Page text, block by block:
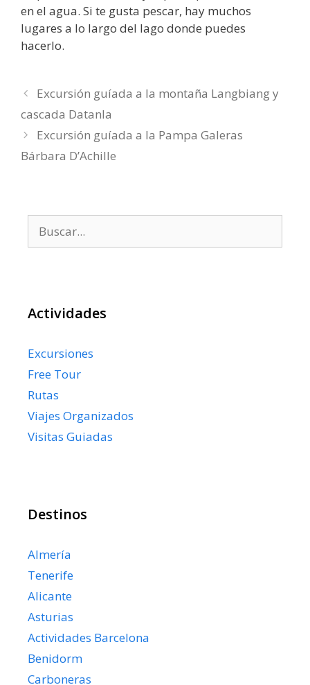
en el agua. Si te gusta pescar, hay muchos
lugares a lo largo del lago donde puedes
hacerlo.
Excursión guíada a la montaña Langbiang y
cascada Datanla
Excursión guíada a la Pampa Galeras
Bárbara D’Achille
Actividades
Excursiones
Free Tour
Rutas
Viajes Organizados
Visitas Guiadas
Destinos
Almería
Tenerife
Alicante
Asturias
Actividades Barcelona
Benidorm
Carboneras